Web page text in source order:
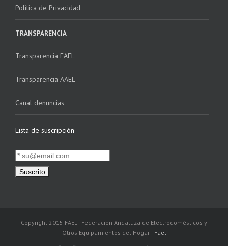
Política de Privacidad
TRANSPARENCIA
Transparencia FAEL
Transparencia AAEL
Canal denuncias
Lista de suscripción
Copyright 2015 FAEL | Federación Andaluza de Electrodomésticos y
Otros Equipamientos del Hogar | Fael